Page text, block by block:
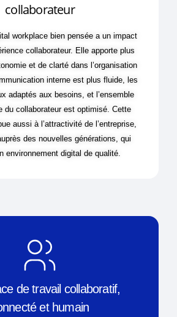
collaborateur
workplace bien pensée a un impact
collaborateur. Elle apporte plus
et de clarté dans l’organisation
interne est plus fluide, les
adaptés aux besoins, et l’ensemble
du collaborateur est optimisé. Cette
aussi à l’attractivité de l’entreprise,
des nouvelles générations, qui
environnement digital de qualité.
de travail collaboratif,
et humain